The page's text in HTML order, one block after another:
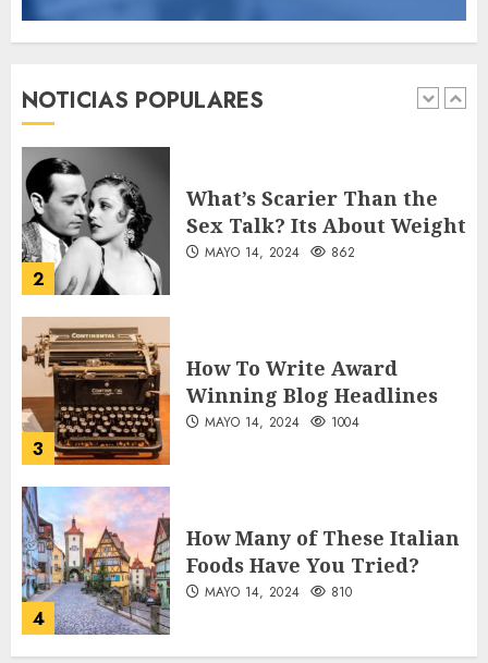
NOTICIAS POPULARES
1
Searching for the
forgotten heroes of World
MAYO 14, 2024
2
What’s Scarier Than the
Sex Talk? Its About Weight
MAYO 14, 2024 862
3
How To Write Award
Winning Blog Headlines
MAYO 14, 2024 1004
4
How Many of These Italian
Foods Have You Tried?
MAYO 14, 2024 810